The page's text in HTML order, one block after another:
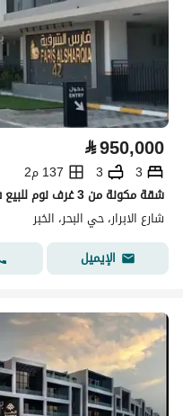
⃁950,000
3
3
137 م2
شقة مكونة من 3 غرف نوم للبيع في الخبر بالمنطقة الشرقية
شارع الابرار، حي البحر، الخبر
الإيميل